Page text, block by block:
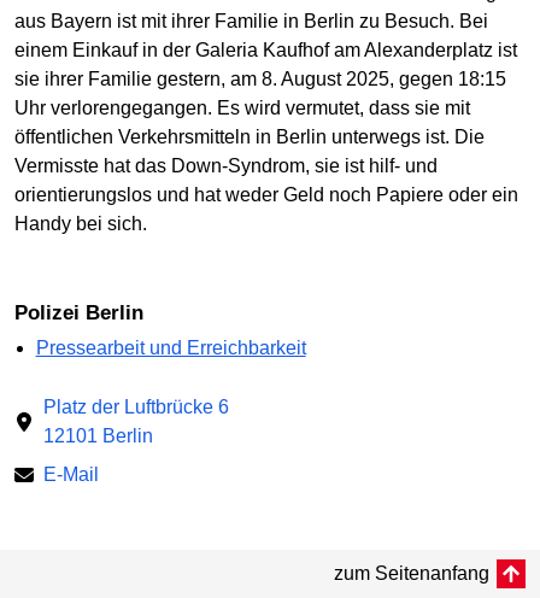
aus Bayern ist mit ihrer Familie in Berlin zu Besuch. Bei
einem Einkauf in der Galeria Kaufhof am Alexanderplatz ist
sie ihrer Familie gestern, am 8. August 2025, gegen 18:15
Uhr verlorengegangen. Es wird vermutet, dass sie mit
öffentlichen Verkehrsmitteln in Berlin unterwegs ist. Die
Vermisste hat das Down-Syndrom, sie ist hilf- und
orientierungslos und hat weder Geld noch Papiere oder ein
Handy bei sich.
Polizei Berlin
Pressearbeit und Erreichbarkeit
Platz der Luftbrücke 6
12101 Berlin
E-Mail
zum Seitenanfang